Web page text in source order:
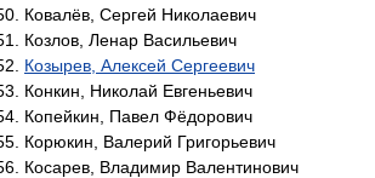
Ковалёв, Сергей Николаевич
Козлов, Ленар Васильевич
Козырев, Алексей Сергеевич
Конкин, Николай Евгеньевич
Копейкин, Павел Фёдорович
Корюкин, Валерий Григорьевич
Косарев, Владимир Валентинович